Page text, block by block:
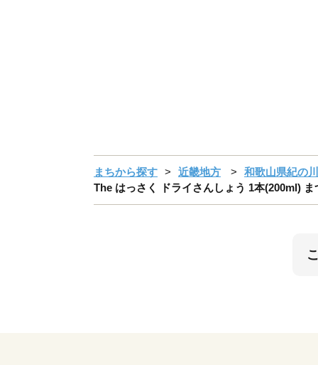
まちから探す 近畿地方
和歌山県紀の
The はっさく ドライさんしょう 1本(200ml)